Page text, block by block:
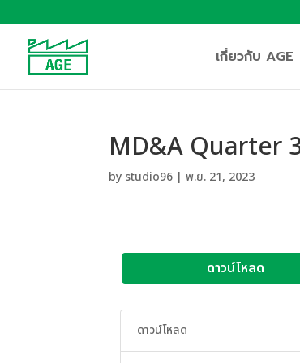
เกี่ยวกับ AGE
MD&A Quarter
by studio96 |พ.ย. 21, 2023
ดาวน์โหลด
ดาวน์โหลด